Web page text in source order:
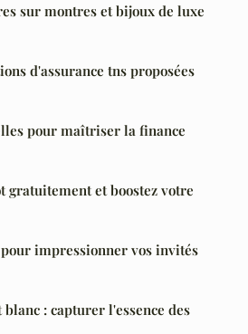
sur montres et bijoux de luxe
d'assurance tns proposées
pour maîtriser la finance
gratuitement et boostez votre
impressionner vos invités
: capturer l'essence des